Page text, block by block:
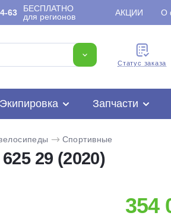
63
БЕСПЛАТНО
для регионов
АКЦИИ О
Cтатус заказа
Экипировка Запчасти
Спортивные
29 (2020)
354